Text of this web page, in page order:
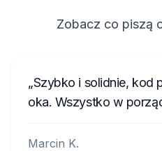
Zobacz co piszą
Szybko i solidnie, kod
oka. Wszystko w
Marcin K.